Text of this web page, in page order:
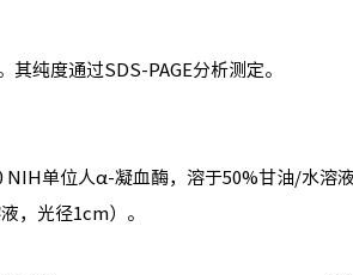
纯度通过SDS-PAGE分析测定。
单位人α-凝血酶，溶于50%甘油/水溶
，光径1cm）。